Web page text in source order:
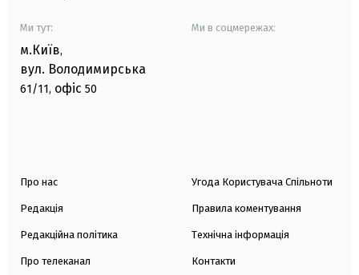
Ми тут:
м.Київ,
вул. Володимирська
61/11, офіс 50
Ми в соцмережах:
Про нас
Редакція
Редакційна політика
Про телеканал
Угода Користувача Спільноти
Правила коментування
Технічна інформація
Контакти